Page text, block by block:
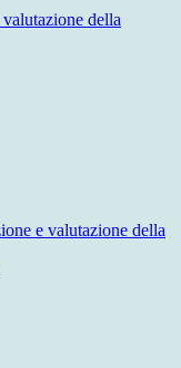
della
e valutazione della